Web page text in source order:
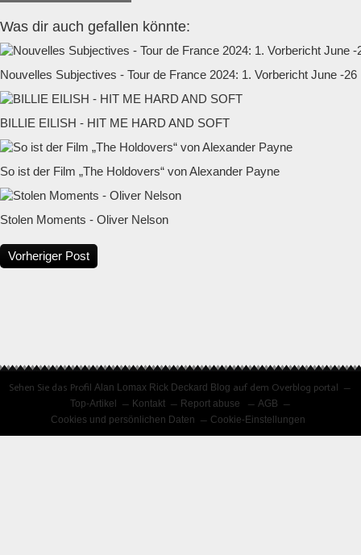
Was dir auch gefallen könnte:
Nouvelles Subjectives - Tour de France 2024: 1. Vorbericht June -26
BILLIE EILISH - HIT ME HARD AND SOFT
So ist der Film „The Holdovers“ von Alexander Payne
Stolen Moments - Oliver Nelson
Vorheriger Post
Sehen Sie das ProfilAlan Lomax Rick Deckard Blog auf dem Overblog portal
Top-Artikel
Kontakt Report abuse
AGB
Cookies und persönlichen Daten
Cookie-Einstellungen